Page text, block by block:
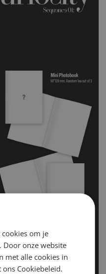
om je
Door onze website
met alle cookies in
Cookiebeleid.